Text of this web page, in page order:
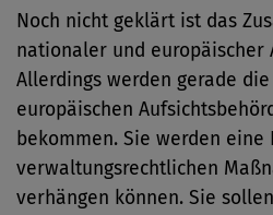
Noch nicht geklärt ist das
nationaler und europäischer
Allerdings werden gerade die
europäischen
bekommen. Sie werden
verwaltungsrechtlichen
verhängen können. Sie